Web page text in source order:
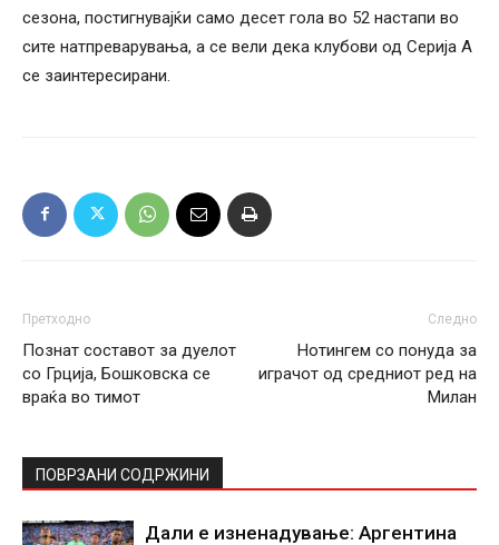
сезона, постигнувајќи само десет гола во 52 настапи во
сите натпреварувања, а се вели дека клубови од Серија А
се заинтересирани.
Претходно
Познат составот за дуелот
со Грција, Бошковска се
враќа во тимот
Следно
Нотингем со понуда за
играчот од средниот ред на
Милан
ПОВРЗАНИ СОДРЖИНИ
Дали е изненадување: Аргентина